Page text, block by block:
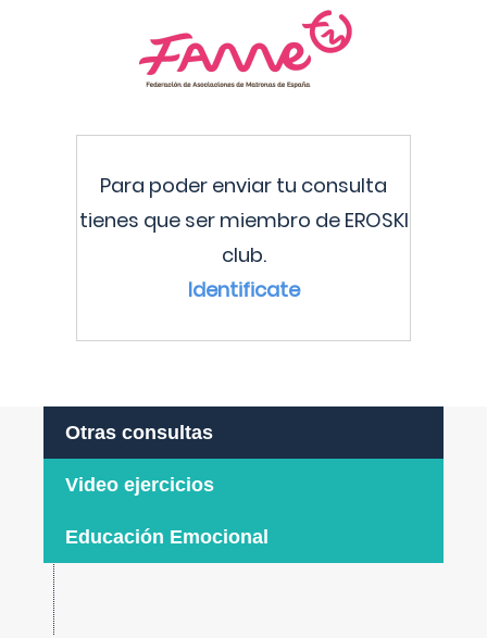
Para poder enviar tu consulta
tienes que ser miembro de EROSKI
club.
Identificate
Otras consultas
Video ejercicios
Educación Emocional